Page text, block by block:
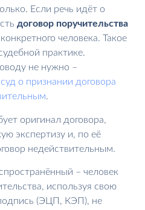
Если речь идёт о
договор поручительства
конкретного человека. Такое
практике.
не нужно –
о признании договора
.
оригинал договора,
экспертизу и, по её
недействительным.
– человек
используя свою
(ЭЦП, КЭП), не